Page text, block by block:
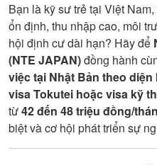
Bạn là kỹ sư trẻ tại Việt
ổn định, thu nhập cao, môi
hội định cư dài hạn? Hãy để
(NTE JAPAN)đồng hành
việc tại Nhật Bản theo
visa Tokutei hoặc visa kỹ
từ42 đến 48 triệu đồng/
biệt và cơ hội phát triển sự